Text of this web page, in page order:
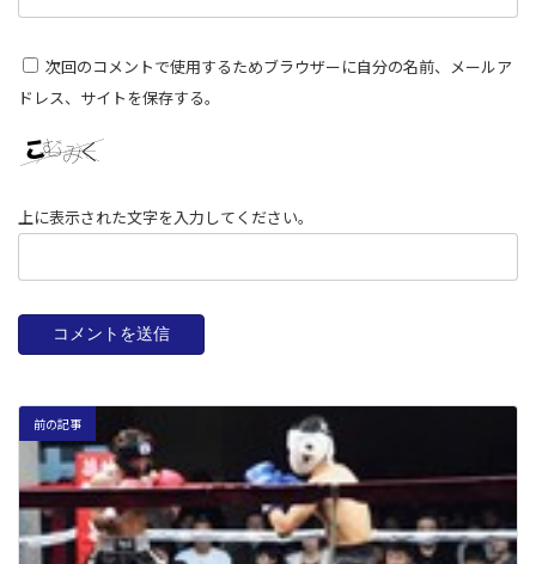
次回のコメントで使用するためブラウザーに自分の名前、メールア
ドレス、サイトを保存する。
上に表示された文字を入力してください。
前の記事